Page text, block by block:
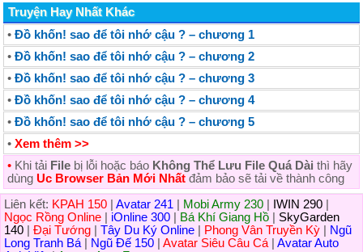
Truyện Hay Nhất Khác
• Đồ khốn! sao để tôi nhớ cậu ? – chương 1
• Đồ khốn! sao để tôi nhớ cậu ? – chương 2
• Đồ khốn! sao để tôi nhớ cậu ? – chương 3
• Đồ khốn! sao để tôi nhớ cậu ? – chương 4
• Đồ khốn! sao để tôi nhớ cậu ? – chương 5
• Xem thêm >>
• Khi tải File bị lỗi hoặc báo Không Thể Lưu File Quá Dài thì hãy
dùng Uc Browser Bản Mới Nhất đảm bảo sẽ tải về thành công
Liên kết: KPAH 150 Avatar 241 Mobi Army 230 IWIN 290
Ngọc Rồng Online
iOnline 300 Bá Khí Giang Hồ
SkyGarden
140
Đại Tướng Tây Du Ký Online Phong Vân Truyền Kỳ
Ngũ
Long Tranh Bá
Ngũ Đế 150 Avatar Siêu Câu Cá
Avatar Auto